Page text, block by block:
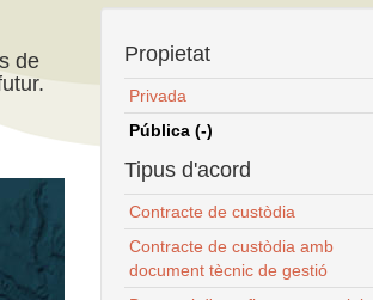
de
Propietat
Privada
Pública (-)
Tipus d'acord
Contracte de custòdia
Contracte de custòdia amb
document tècnic de gestió